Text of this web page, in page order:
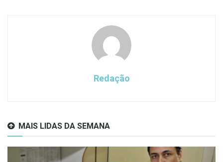
Redação
MAIS LIDAS DA SEMANA